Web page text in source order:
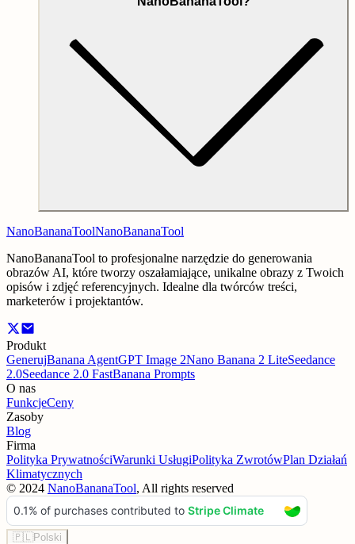
NanoBananaToolNanoBananaTool
NanoBananaTool to profesjonalne narzędzie do generowania
obrazów AI, które tworzy oszałamiające, unikalne obrazy z Twoich
opisów i zdjęć referencyjnych. Idealne dla twórców treści,
marketerów i projektantów.
Produkt
GenerujBanana AgentGPT Image 2Nano Banana 2 LiteSeedance
2.0Seedance 2.0 FastBanana Prompts
O nas
FunkcjeCeny
Zasoby
Blog
Firma
Polityka PrywatnościWarunki UsługiPolityka ZwrotówPlan Działań
Klimatycznych
© 2024 NanoBananaTool, All rights reserved
🇵🇱Polski